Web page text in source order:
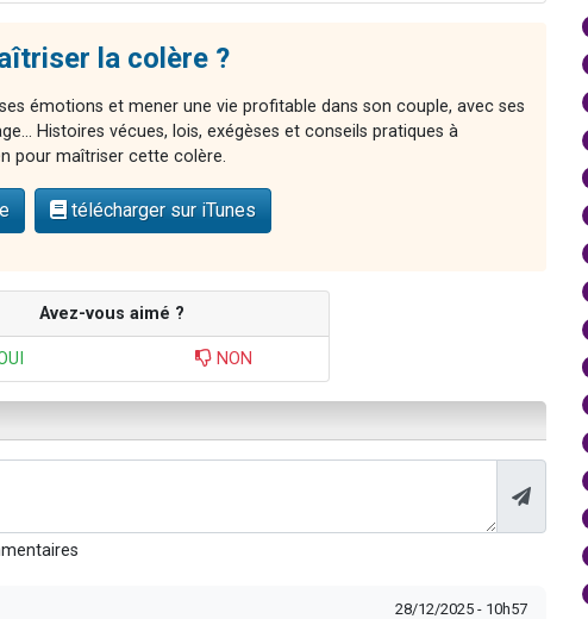
la colère ?
émotions et mener une vie profitable dans son couple, avec ses
Histoires vécues, lois, exégèses et conseils pratiques à
pour maîtriser cette colère.
télécharger sur iTunes
Avez-vous aimé ?
NON
28/12/2025 - 10h57